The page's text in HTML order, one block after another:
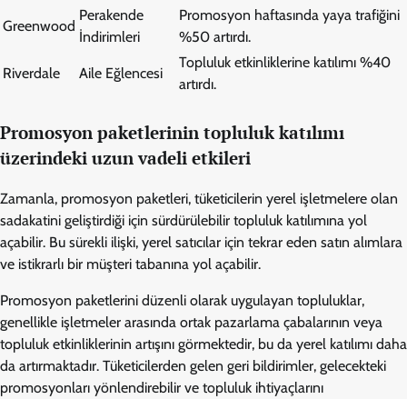
Greenwood
Perakende
İndirimleri
Promosyon haftasında yaya trafiğini
%50 artırdı.
Riverdale Aile Eğlencesi
Topluluk etkinliklerine katılımı %40
artırdı.
Promosyon paketlerinin topluluk katılımı
üzerindeki uzun vadeli etkileri
Zamanla, promosyon paketleri, tüketicilerin yerel işletmelere olan
sadakatini geliştirdiği için sürdürülebilir topluluk katılımına yol
açabilir. Bu sürekli ilişki, yerel satıcılar için tekrar eden satın alımlara
ve istikrarlı bir müşteri tabanına yol açabilir.
Promosyon paketlerini düzenli olarak uygulayan topluluklar,
genellikle işletmeler arasında ortak pazarlama çabalarının veya
topluluk etkinliklerinin artışını görmektedir, bu da yerel katılımı daha
da artırmaktadır. Tüketicilerden gelen geri bildirimler, gelecekteki
promosyonları yönlendirebilir ve topluluk ihtiyaçlarını